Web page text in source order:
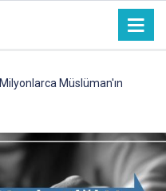
Milyonlarca Müslüman'ın